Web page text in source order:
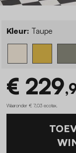
Kleur: Taupe
€ 229
Waaronder € 7,03 ecotax